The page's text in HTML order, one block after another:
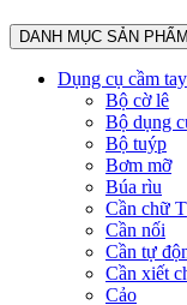
DANH MỤC SẢN PHẨM
Dụng cụ cầm tay
Bộ cờ lê
Bộ dụng
Bộ tuýp
Bơm mỡ
Búa rìu
Cần chữ T
Cần nối
Cần tự
Cần xiết
Cảo